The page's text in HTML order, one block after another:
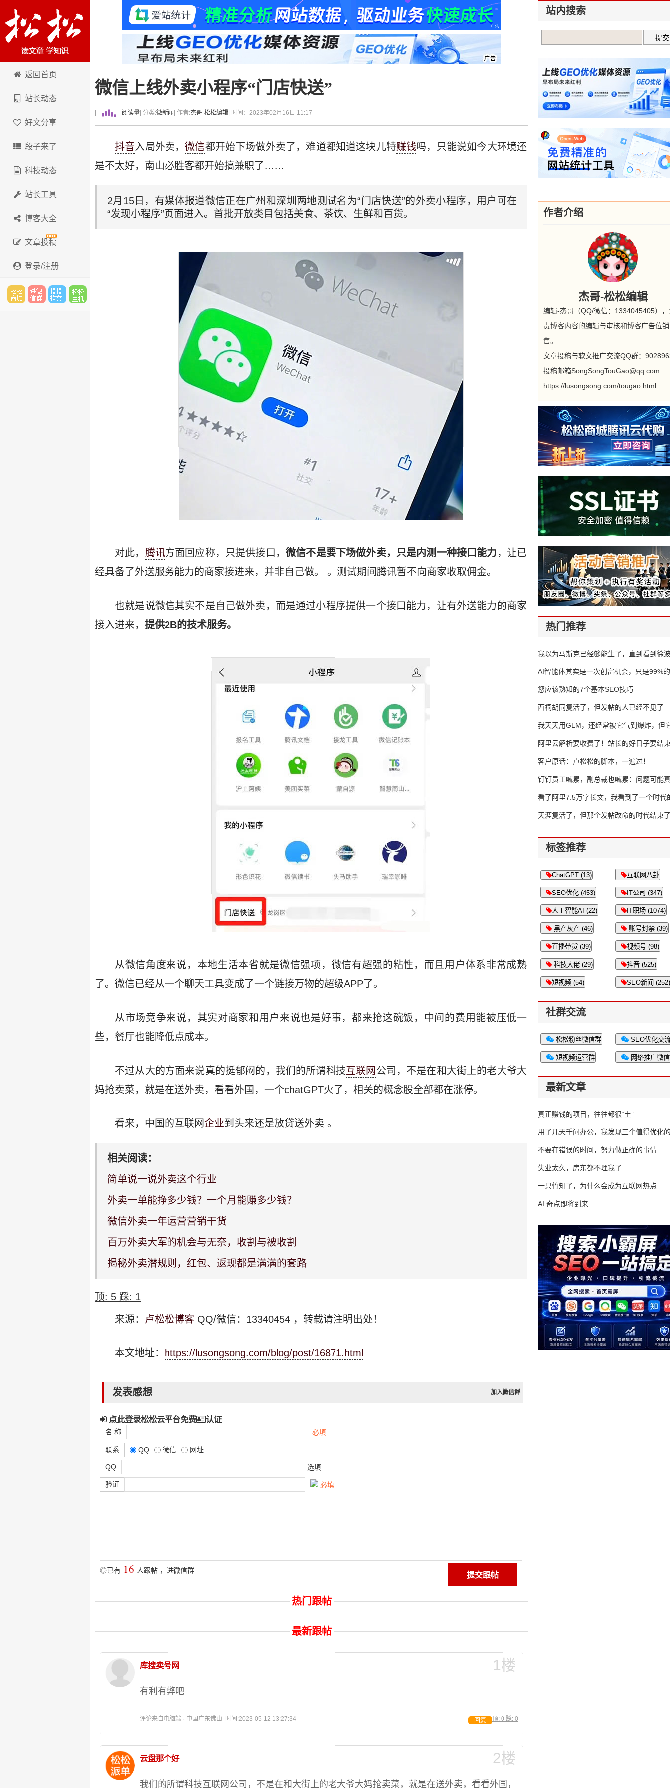
卢松松博客
返回首页
站长动态
好文分享
段子来了
科技动态
站长工具
博客大全
文章投稿
登录/注册
微信上线外卖小程序“门店快送”
阅读量 | 分类:微新闻 | 作者:杰哥-松松编辑 | 时间：2023年02月16日 11:17
抖音入局外卖，微信都开始下场做外卖了，难道都知道这块儿特赚钱吗，只能说如今大环境还
是不太好，南山必胜客都开始搞兼职了……
2月15日，有媒体报道微信正在广州和深圳两地测试名为“门店快送”的外卖小程序，用户可在
“发现小程序”页面进入。首批开放类目包括美食、茶饮、生鲜和百货。
对此， 腾讯方面回应称，只提供接口， 微信不是要下场做外卖，只是内测一种接口能力 ，让已
经具备了外送服务能力的商家接进来，并非自己做。 。测试期间腾讯暂不向商家收取佣金。
也就是说微信其实不是自己做外卖，而是通过小程序提供一个接口能力，让有外送能力的商家
接入进来， 提供2B的技术服务。
从微信角度来说，本地生活本省就是微信强项，微信有超强的粘性，而且用户体系非常成熟
了。微信已经从一个聊天工具变成了一个链接万物的超级APP了。
从市场竞争来说，其实对商家和用户来说也是好事，都来抢这碗饭，中间的费用能被压低一
些，餐厅也能降低点成本。
不过从大的方面来说真的挺郁闷的，我们的所谓科技 互联网 公司，不是在和大街上的老大爷大
妈抢卖菜，就是在送外卖，看看外国，一个chatGPT火了，相关的概念股全部都在涨停。
看来，中国的互联网 企业到头来还是放贷送外卖 。
相关阅读：
简单说一说外卖这个行业
外卖一单能挣多少钱？一个月能赚多少钱？
微信外卖一年运营营销干货
百万外卖大军的机会与无奈，收割与被收割
揭秘外卖潜规则，红包、返现都是满满的套路
顶: 5 踩: 1
来源： 卢松松博客 QQ/微信：13340454 ，转载请注明出处！
本文地址： https://lusongsong.com/blog/post/16871.html
发表感想 加入微信群
点此登录松松云平台免费 认证
名 称 必填
联系 QQ 微信 网址
QQ 选填
验证 必填
◎已有 16 人跟帖 ， 进微信群
热门跟帖
最新跟帖
1楼
库搜卖号网
有利有弊吧
评论来自电脑端 · 中国广东佛山 时间:2023-05-12 13:27:34 顶: 0 踩: 0
回复
2楼
云盘那个好
我们的所谓科技互联网公司，不是在和大街上的老大爷大妈抢卖菜，就是在送外卖，看看外国，
站内搜索
作者介绍
杰哥-松松编辑
编辑-杰哥（QQ/微信：1334045405），
责博客内容的编辑与审核和博客广告位销
售。
文章投稿与软文推广交流QQ群：
投稿邮箱SongSongTouGao@qq.com
https://lusongsong.com/tougao.html
热门推荐
我以为马斯克已经够能生了，直到看到
AI智能体其实是一次创富机会，只是99%
错过了
您应该熟知的7个基本SEO技巧
西祠胡同复活了，但发帖的人已经不见了
我天天用GLM，还经常被它气到爆炸，但
16万亿
阿里云解析要收费了！站长的好日子要结
客户原话：卢松松的脚本，一遍过！
钉钉员工喊累，副总裁也喊累：问题可能
了
看了阿里7.5万字长文，我看到了一个时代
天涯复活了，但那个发帖改命的时代结束了
标签推荐
ChatGPT (13) 互联网八卦
SEO优化 (453) IT公司 (347)
人工智能AI (22) IT职场 (1074)
黑产灰产 (46) 账号封禁 (39)
直播带货 (39) 视频号 (98)
科技大佬 (29) 抖音 (525)
短视频 (54) SEO新闻 (252)
社群交流
松松粉丝微信群 SEO优化交
短视频运营群 网络推广微
最新文章
真正赚钱的项目，往往都很“土”
用了几天千问办公，我发现三个值得优化
不要在错误的时间，努力做正确的事情
失业太久，房东都不理我了
一只竹知了，为什么会成为互联网热点
AI 奇点即将到来